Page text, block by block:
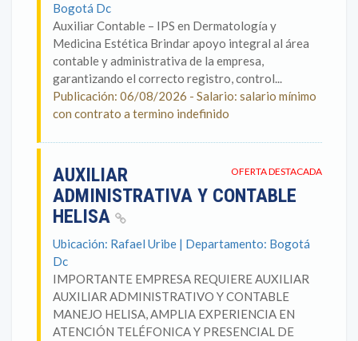
Bogotá Dc
Auxiliar Contable – IPS en Dermatología y
Medicina Estética Brindar apoyo integral al área
contable y administrativa de la empresa,
garantizando el correcto registro, control...
Publicación: 06/08/2026 - Salario: salario mínimo
con contrato a termino indefinido
OFERTA DESTACADA
AUXILIAR
ADMINISTRATIVA Y CONTABLE
HELISA
Ubicación: Rafael Uribe | Departamento: Bogotá
Dc
IMPORTANTE EMPRESA REQUIERE AUXILIAR
AUXILIAR ADMINISTRATIVO Y CONTABLE
MANEJO HELISA, AMPLIA EXPERIENCIA EN
ATENCIÓN TELÉFONICA Y PRESENCIAL DE